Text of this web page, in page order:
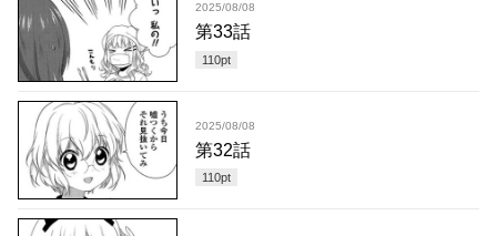
2025/08/08
第33話
110pt
2025/08/08
第32話
110pt